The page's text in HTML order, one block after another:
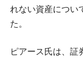
れない資産につい
た。
ピアース氏は、証